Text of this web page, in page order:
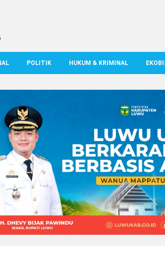
POLITIK HUKUM & KRIMINAL